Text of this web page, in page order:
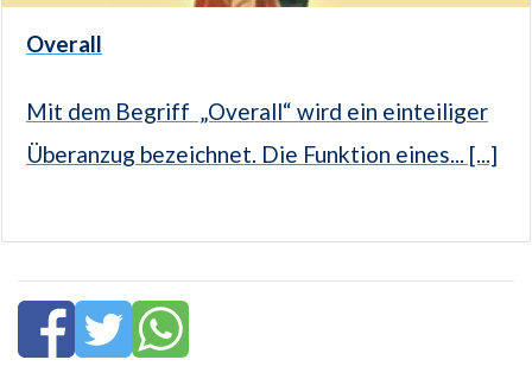
Overall
Mit dem Begriff „Overall“ wird ein einteiliger
Überanzug bezeichnet. Die Funktion eines... [...]